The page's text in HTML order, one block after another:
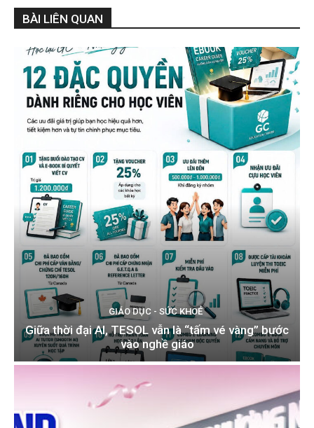
BÀI LIÊN QUAN
GIÁO DỤC - SỨC KHOẺ
Giữa thời đại AI, TESOL vẫn là “tấm vé vàng” bước
vào nghề giáo